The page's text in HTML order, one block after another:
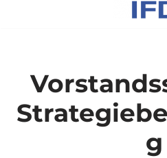
g